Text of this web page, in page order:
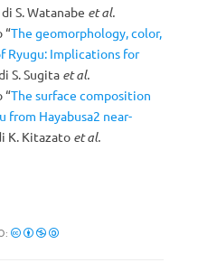
di S. Watanabe et al.
“The geomorphology, color,
Ryugu: Implications for
S. Sugita et al.
“The surface composition
from Hayabusa2 near-
K. Kitazato et al.